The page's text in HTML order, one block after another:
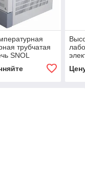
трубчатая
SNOL